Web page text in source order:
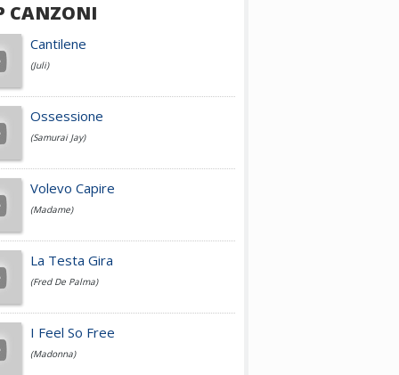
Achille Lauro
Cesare Cremonini
Jovanotti
Fedez
Simone Cristicchi
CANZONI
Cantilene
(Juli)
Ossessione
(Samurai Jay)
Volevo Capire
(Madame)
La Testa Gira
(Fred De Palma)
I Feel So Free
(Madonna)